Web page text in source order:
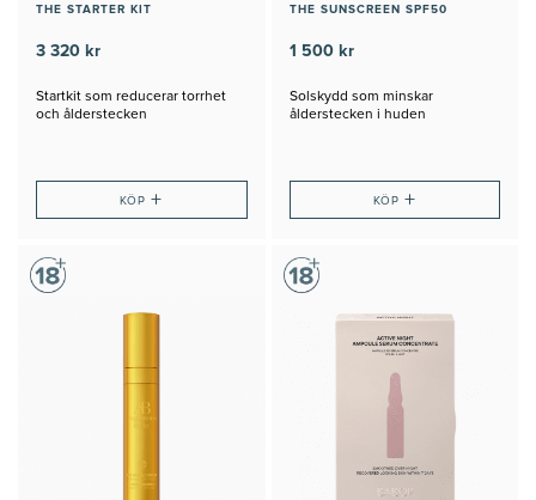
THE STARTER KIT
3 320 kr
Startkit som reducerar torrhet
och ålderstecken
KÖP+
THE SUNSCREEN SPF50
1 500 kr
Solskydd som minskar
ålderstecken i huden
KÖP +